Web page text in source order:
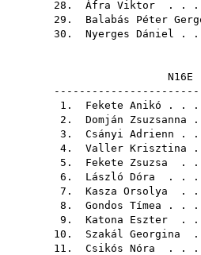
28. Áfra Viktor . .
29. Balabás Péter
30. Nyerges Dániel .
1. Fekete Anikó . .
2. Domján Zsuzsanna
3. Csányi Adrienn .
4. Valler Krisztina
5. Fekete Zsuzsa . .
6. László Dóra . .
7. Kasza Orsolya . .
8. Gondos Tímea . .
9. Katona Eszter . .
10. Szakál Georgina .
11. Csikós Nóra . .